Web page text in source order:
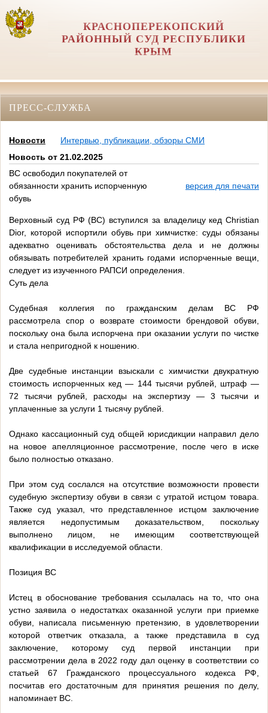
КРАСНОПЕРЕКОПСКИЙ
РАЙОННЫЙ СУД РЕСПУБЛИКИ
КРЫМ
ПРЕСС-СЛУЖБА
Новости
Интервью, публикации, обзоры СМИ
Новость от 21.02.2025
ВС освободил покупателей от
обязанности хранить испорченную
обувь
версия для печати
Верховный суд РФ (ВС) вступился за владелицу кед Christian
Dior, которой испортили обувь при химчистке: суды обязаны
адекватно оценивать обстоятельства дела и не должны
обязывать потребителей хранить годами испорченные вещи,
следует из изученного РАПСИ определения.
Суть дела
Судебная коллегия по гражданским делам ВС РФ
рассмотрела спор о возврате стоимости брендовой обуви,
поскольку она была испорчена при оказании услуги по чистке
и стала непригодной к ношению.
Две судебные инстанции взыскали с химчистки двукратную
стоимость испорченных кед — 144 тысячи рублей, штраф —
72 тысячи рублей, расходы на экспертизу — 3 тысячи и
уплаченные за услуги 1 тысячу рублей.
Однако кассационный суд общей юрисдикции направил дело
на новое апелляционное рассмотрение, после чего в иске
было полностью отказано.
При этом суд сослался на отсутствие возможности провести
судебную экспертизу обуви в связи с утратой истцом товара.
Также суд указал, что представленное истцом заключение
является недопустимым доказательством, поскольку
выполнено лицом, не имеющим соответствующей
квалификации в исследуемой области.
Позиция ВС
Истец в обоснование требования ссылалась на то, что она
устно заявила о недостатках оказанной услуги при приемке
обуви, написала письменную претензию, в удовлетворении
которой ответчик отказала, а также представила в суд
заключение, которому суд первой инстанции при
рассмотрении дела в 2022 году дал оценку в соответствии со
статьей 67 Гражданского процессуального кодекса РФ,
посчитав его достаточным для принятия решения по делу,
напоминает ВС.